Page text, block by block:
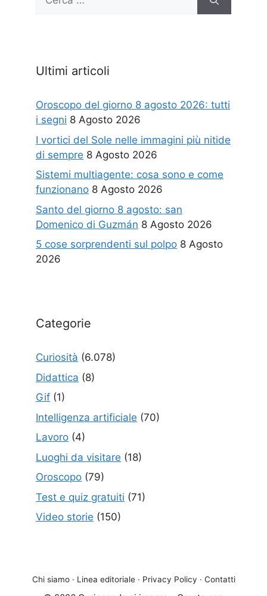
Ultimi articoli
Oroscopo del giorno 8 agosto 2026: tutti
i segni 8 Agosto 2026
I vortici del Sole nelle immagini più nitide
di sempre 8 Agosto 2026
Sistemi multiagente: cosa sono e come
funzionano 8 Agosto 2026
Santo del giorno 8 agosto: san
Domenico di Guzmán 8 Agosto 2026
5 cose sorprendenti sul polpo 8 Agosto
2026
Categorie
Curiosità (6.078)
Didattica (8)
Gif (1)
Intelligenza artificiale (70)
Lavoro (4)
Luoghi da visitare (18)
Oroscopo (79)
Test e quiz gratuiti (71)
Video storie (150)
Chi siamo · Linea editoriale · Privacy Policy · Contatti